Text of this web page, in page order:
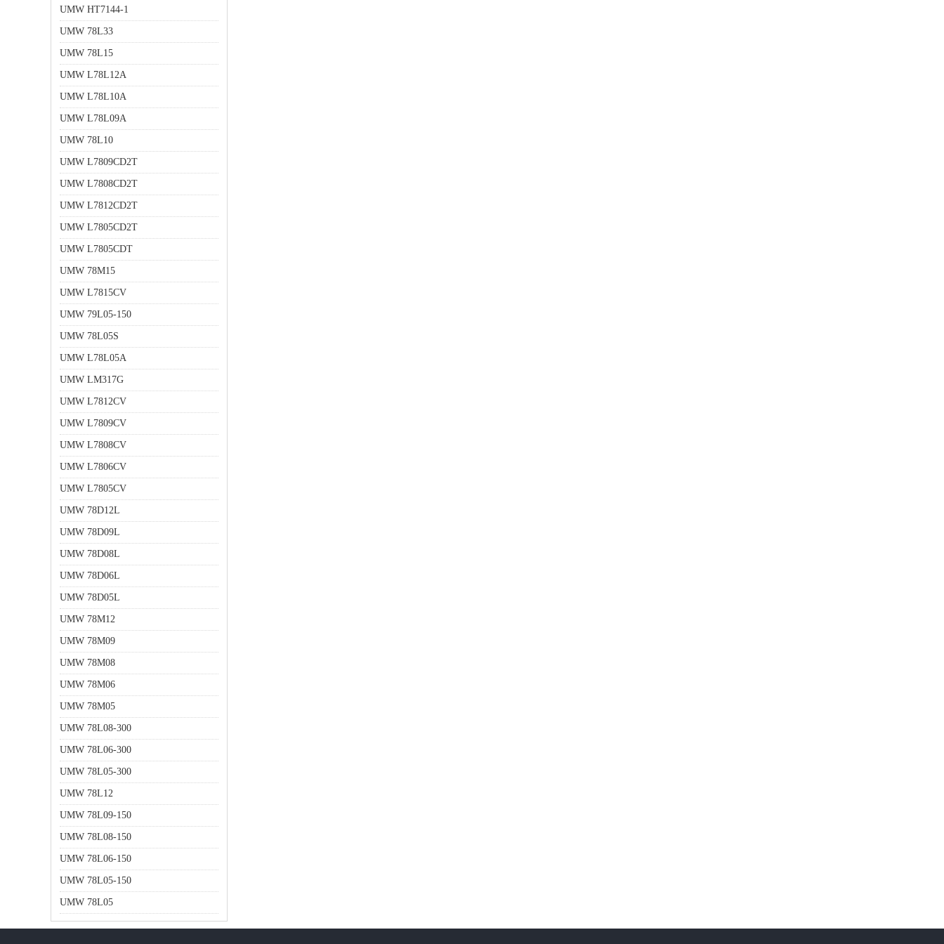
UMW HT7144-1
UMW 78L33
UMW 78L15
UMW L78L12A
UMW L78L10A
UMW L78L09A
UMW 78L10
UMW L7809CD2T
UMW L7808CD2T
UMW L7812CD2T
UMW L7805CD2T
UMW L7805CDT
UMW 78M15
UMW L7815CV
UMW 79L05-150
UMW 78L05S
UMW L78L05A
UMW LM317G
UMW L7812CV
UMW L7809CV
UMW L7808CV
UMW L7806CV
UMW L7805CV
UMW 78D12L
UMW 78D09L
UMW 78D08L
UMW 78D06L
UMW 78D05L
UMW 78M12
UMW 78M09
UMW 78M08
UMW 78M06
UMW 78M05
UMW 78L08-300
UMW 78L06-300
UMW 78L05-300
UMW 78L12
UMW 78L09-150
UMW 78L08-150
UMW 78L06-150
UMW 78L05-150
UMW 78L05